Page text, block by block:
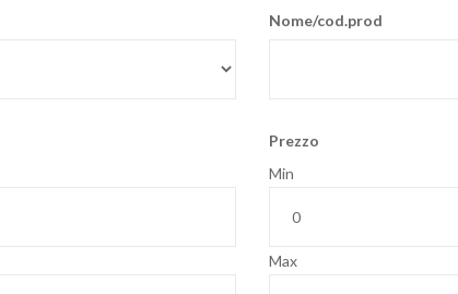
Nome/cod.prod
Prezzo
Min
Max